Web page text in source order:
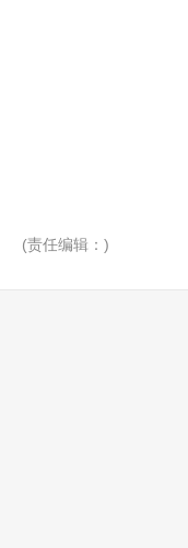
(责任编辑 ：)